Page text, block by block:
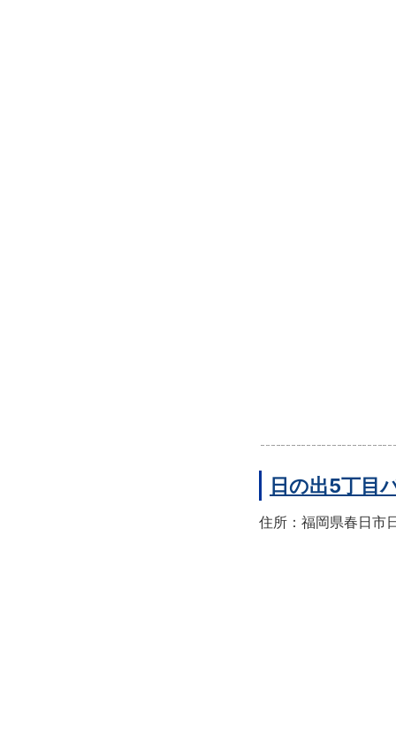
日の出5丁目
住所：福岡県春日市